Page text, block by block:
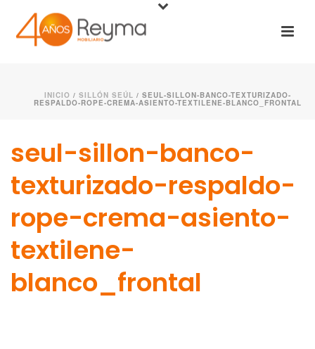
INICIO / SILLÓN SEÚL / SEUL-SILLON-BANCO-TEXTURIZADO-
RESPALDO-ROPE-CREMA-ASIENTO-TEXTILENE-BLANCO_FRONTAL
seul-sillon-banco-
texturizado-respaldo-
rope-crema-asiento-
textilene-
blanco_frontal